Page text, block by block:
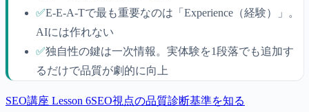
✅E-E-A-Tで最も重要なのは「Experience（経験）」。
AIには作れない
✅独自性の鍵は一次情報。実体験を1段落でも追加す
るだけで品質が劇的に向上
SEO講座 Lesson 6SEO視点の品質診断基準を知る